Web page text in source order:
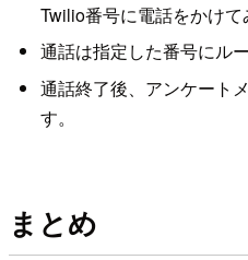
Twilio番号に電話をかけて
通話は指定した番号にル
通話終了後、アンケート
す。
まとめ